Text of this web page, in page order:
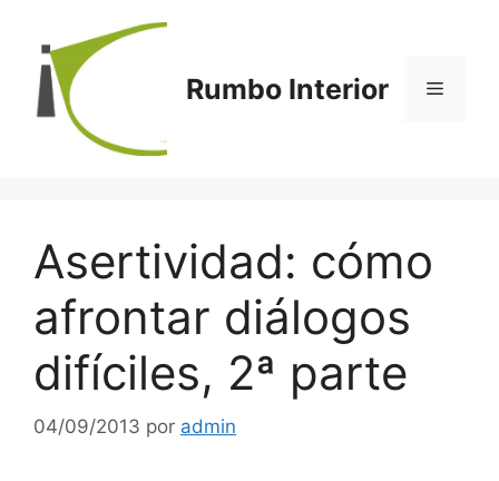
contenido
Rumbo Interior Menú
Asertividad: cómo
afrontar diálogos
difíciles, 2ª parte
04/09/2013 por admin